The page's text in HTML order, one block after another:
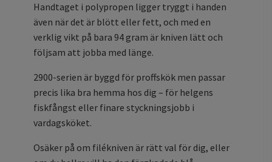
Handtaget i polypropen ligger tryggt i handen
även när det är blött eller fett, och med en
verklig vikt på bara 94 gram är kniven lätt och
följsam att jobba med länge.
2900-serien är byggd för proffskök men passar
precis lika bra hemma hos dig – för helgens
fiskfångst eller finare styckningsjobb i
vardagsköket.
Osäker på om filékniven är rätt val för dig, eller